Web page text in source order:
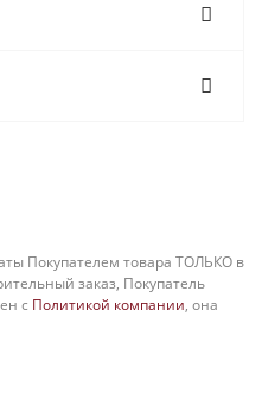
Покупателем товара ТОЛЬКО в
заказ, Покупатель
с Политикой компании, она